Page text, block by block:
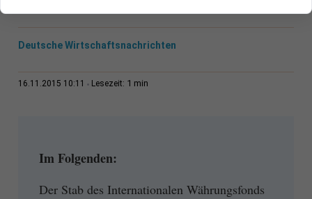
Deutsche Wirtschaftsnachrichten
16.11.2015 10:11 Lesezeit: 1 min
Im Folgenden:
Der Stab des Internationalen Währungsfonds